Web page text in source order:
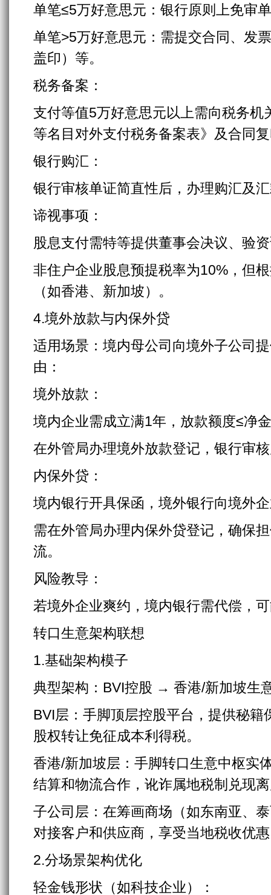
单笔≤5万好意思元：银行原则上免审
单笔>5万好意思元：需提交合同、发
盖印）等。
税务备案：
支付等值5万好意思元以上需向税务机
等名目对外支付税务备案表》及合同
银行购汇：
银行审核单证简直性后，办理购汇及
谛视事项：
股息支付需特等提供董事会决议、验
非住户企业股息预提税率为10%，但
（如香港、新加坡）。
4.境外放款与内保外贷
适用场景：境内母公司向境外子公司
由：
境外放款：
境内企业需成立满1年，放款额度≤净
在外管局办理境外放款登记，银行审
内保外贷：
境内银行开具保函，境外银行向境外
需在外管局办理内保外贷登记，确保
流。
风险教导：
若境外企业爽约，境内银行需代偿，
转口生意架构联想
1.基础架构模子
典型架构：BVI控股 → 香港/新加坡生
BVI层：手脚顶层控股平台，提供秘籍
股权转让免征成本利得税。
香港/新加坡层：手脚转口生意中枢实
结算和物流合作，讹诈属地税制兑现
子公司层：在筹画商场（如东南亚、
对接客户和供应商，享受当地税收优
2.分场景架构优化
轻金钱形状（如科技企业）：